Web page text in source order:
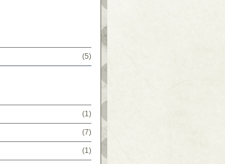
(5)
(1)
(7)
(1)